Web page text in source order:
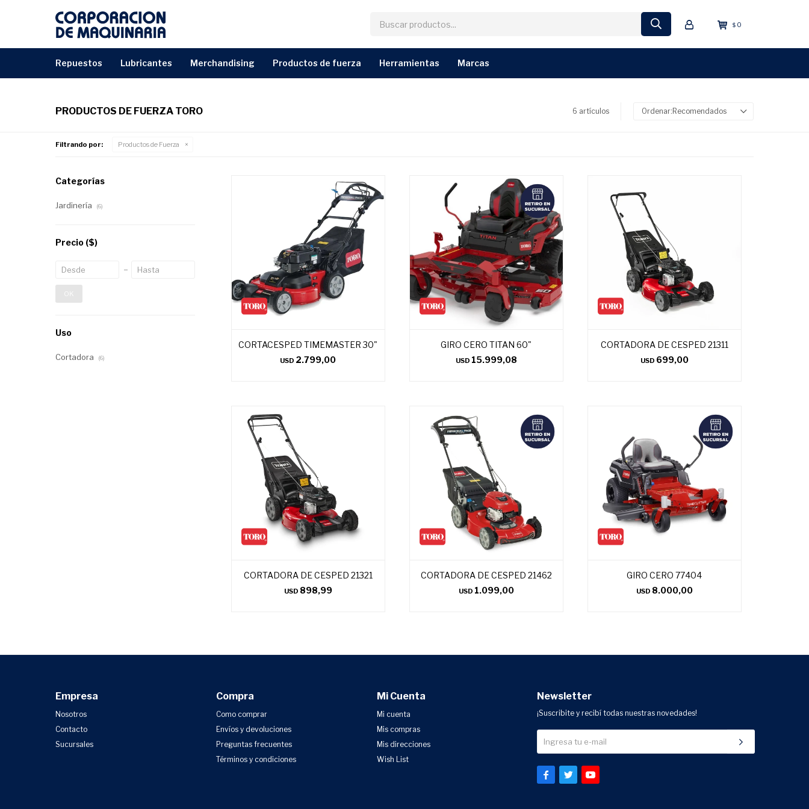
repuestos lubricantes merchandising productos de fuerza herramientas marcas
$ 0
PRODUCTOS DE FUERZA TORO 6 artículos Recomendados
Filtrando por: Productos de Fuerza
CORTACESPED TIMEMASTER 30"
USD 2.799,00
GIRO CERO TITAN 60"
USD 15.999,08
CORTADORA DE CESPED 21311
USD 699,00
CORTADORA DE CESPED 21321
USD 898,99
CORTADORA DE CESPED 21462
USD 1.099,00
GIRO CERO 77404
USD 8.000,00
Categorías
Jardinería (6)
Precio ($)
OK
Uso
Cortadora (6)
Empresa
Nosotros
Contacto
Sucursales
Compra
Como comprar
Envíos y devoluciones
Preguntas frecuentes
Términos y condiciones
Mi Cuenta
Mi cuenta
Mis compras
Mis direcciones
Wish List
Newsletter
¡Suscribite y recibí todas nuestras novedades!
  